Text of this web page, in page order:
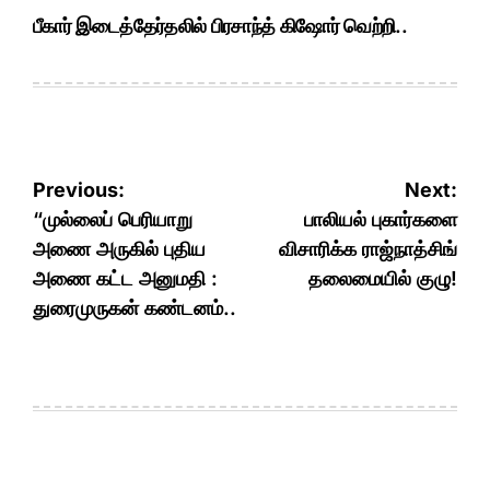
பீகார் இடைத்தேர்தலில் பிரசாந்த் கிஷோர் வெற்றி..
Post
navigation
Previous:
“முல்லைப் பெரியாறு
அணை அருகில் புதிய
அணை கட்ட அனுமதி :
துரைமுருகன் கண்டனம்..
Next:
பாலியல் புகார்களை
விசாரிக்க ராஜ்நாத்சிங்
தலைமையில் குழு!